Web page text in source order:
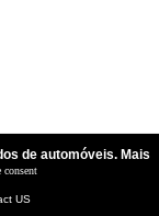
de automóveis. Mais
consent
US